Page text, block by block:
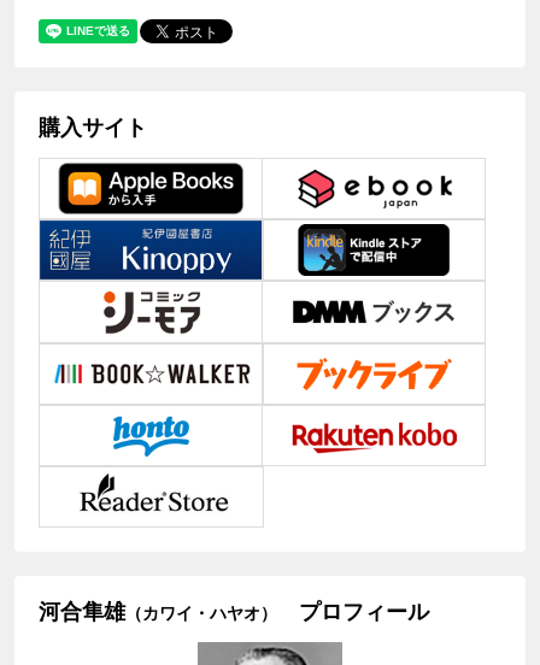
購入サイト
河合隼雄（カワイ・ハヤオ） プロフィール